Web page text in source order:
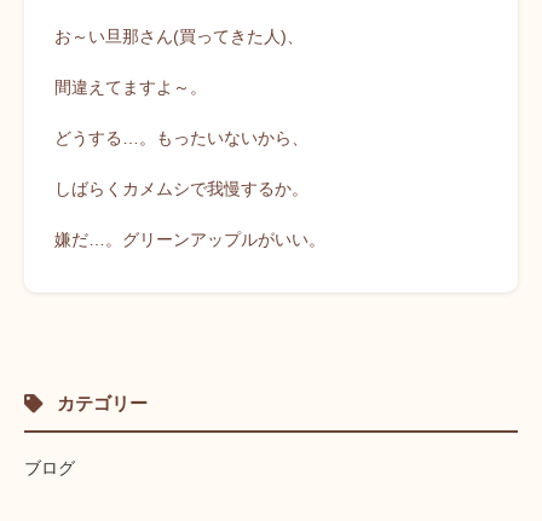
お～い旦那さん(買ってきた人)、
間違えてますよ～。
どうする…。もったいないから、
しばらくカメムシで我慢するか。
嫌だ…。グリーンアップルがいい。
カテゴリー
ブログ